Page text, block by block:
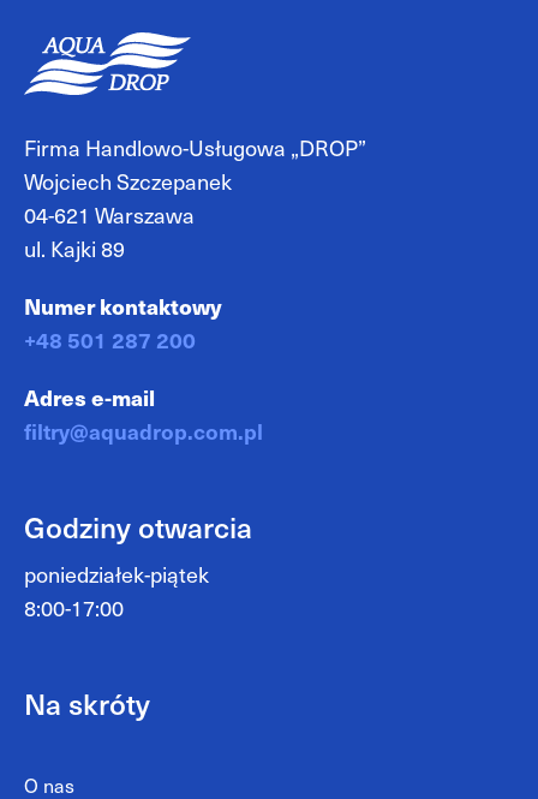
Firma Handlowo-Usługowa „DROP”
Wojciech Szczepanek
04-621 Warszawa
ul. Kajki 89
Numer kontaktowy
+48 501 287 200
Adres e-mail
filtry@aquadrop.com.pl
Godziny otwarcia
poniedziałek-piątek
8:00-17:00
Na skróty
O nas